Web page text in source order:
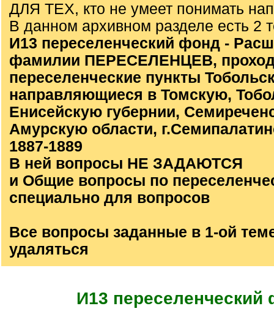
ДЛЯ ТЕХ, кто не умеет понимать
В данном архивном разделе есть 2
И13 переселенческий фонд -
фамилии ПЕРЕСЕЛЕНЦЕВ,
переселенческие пункты
направляющиеся в Томскую,
Енисейскую губернии,
Амурскую области,
1887-1889
В ней вопросы НЕ ЗАДАЮТСЯ
и Общие вопросы по
специально для вопросов
Все вопросы заданные в 1-ой
удаляться
И13 переселенческий